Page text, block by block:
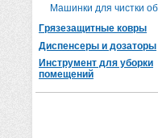
Машинки для чистки
Грязезащитные ковры
Диспенсеры и дозаторы
Инструмент для уборки
помещений